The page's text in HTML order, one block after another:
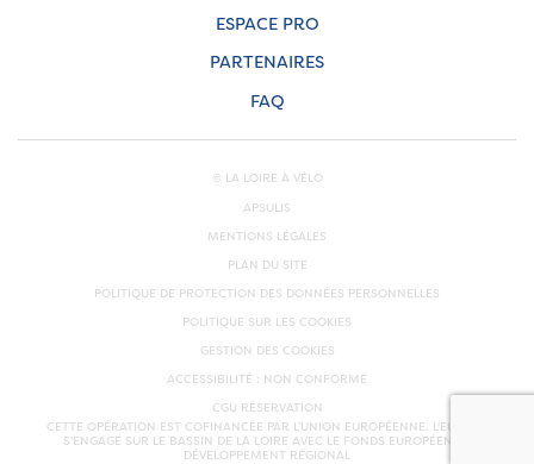
ESPACE PRO
PARTENAIRES
FAQ
© LA LOIRE À VÉLO
APSULIS
MENTIONS LÉGALES
PLAN DU SITE
POLITIQUE DE PROTECTION DES DONNÉES PERSONNELLES
POLITIQUE SUR LES COOKIES
GESTION DES COOKIES
ACCESSIBILITÉ : NON CONFORME
CGU RÉSERVATION
CETTE OPÉRATION EST COFINANCÉE PAR L’UNION EUROPÉENNE. L'EUROPE
S'ENGAGE SUR LE BASSIN DE LA LOIRE AVEC LE FONDS EUROPÉEN DE
DÉVELOPPEMENT RÉGIONAL